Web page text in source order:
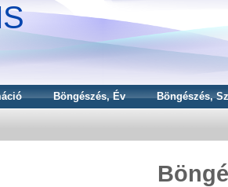
Böngészés, Év Böngészés,